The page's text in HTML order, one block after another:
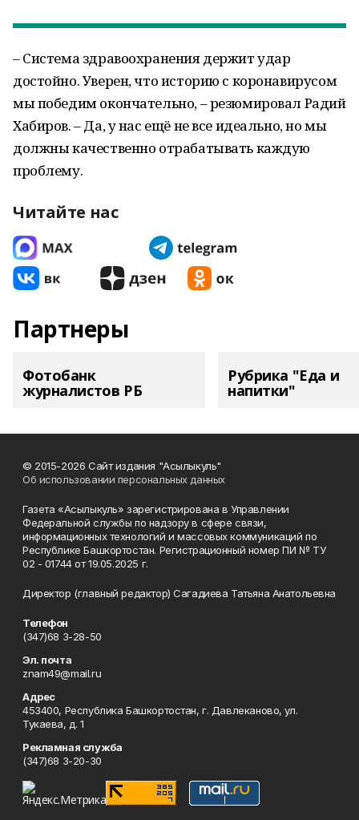
– Система здравоохранения держит удар
достойно. Уверен, что историю с коронавирусом
мы победим окончательно, – резюмировал Радий
Хабиров. – Да, у нас ещё не все идеально, но мы
должны качественно отрабатывать каждую
проблему.
Читайте нас
Партнеры
Фотобанк
журналистов РБ
Рубрика "Еда и
напитки"
© 2015-2026 Сайт издания "Асылыкуль"
Об использовании персональных данных
Газета «Асылыкуль» зарегистрирована в Управлении
Федеральной службы по надзору в сфере связи,
информационных технологий и массовых коммуникаций по
Республике Башкортостан. Регистрационный номер ПИ № ТУ
02 - 01744 от 19.05.2025 г.
Директор (главный редактор) Сагадиева Татьяна Анатольевна
Телефон
(347)68 3-28-50
Эл. почта
znam49@mail.ru
Адрес
453400, Республика Башкортостан, г. Давлеканово, ул.
Тукаева, д. 1
Рекламная служба
(347)68 3-20-30